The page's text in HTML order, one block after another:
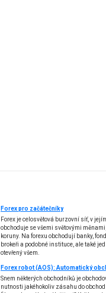
Forex pro začátečníky
Forex je celosvětová burzovní síť, v
obchoduje se všemi světovými
koruny. Na forexu obchodují banky,
brokeři a podobné instituce, ale také
otevřený všem.
Snem některých obchodníků je
nutnosti jakéhokoliv zásahu do